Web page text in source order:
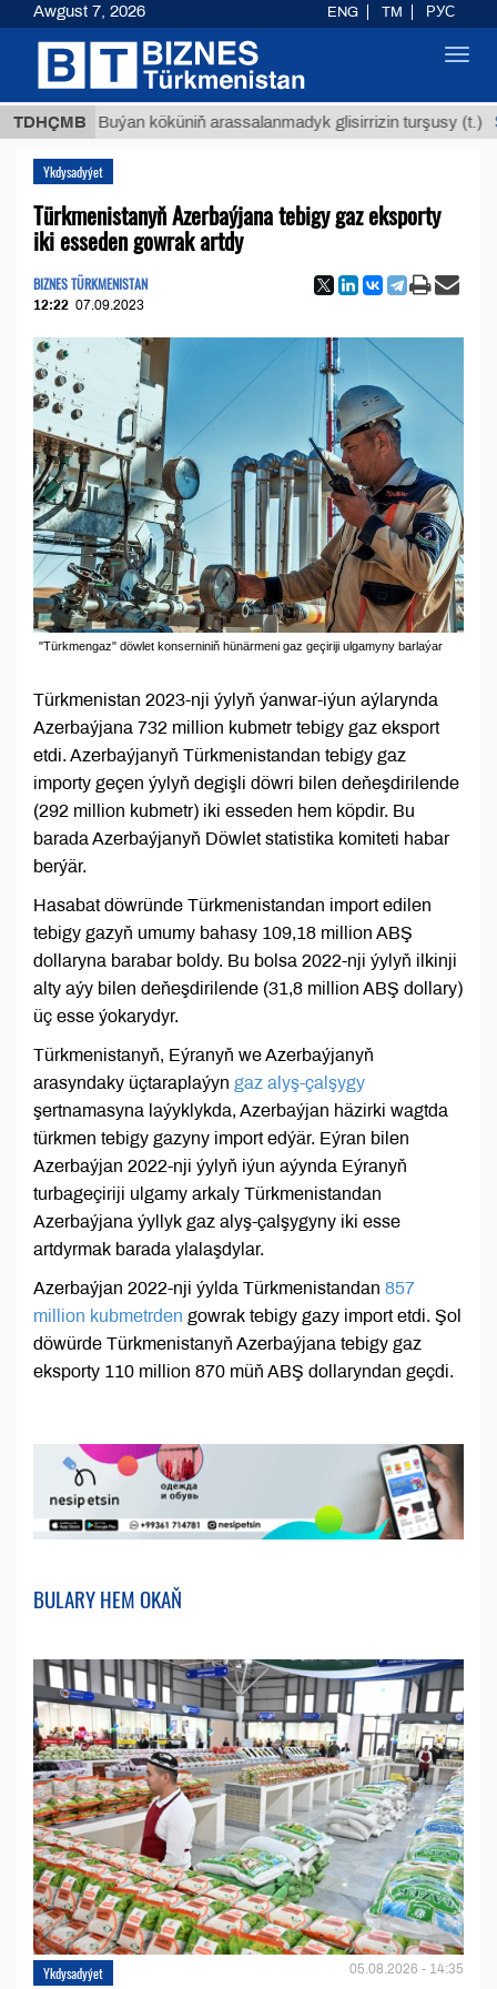
TDHÇMBBuýan köküniň arassalanmadyk glisirrizin turşusy (t.)
Ykdysadyýet
Türkmenistanyň Azerbaýjana tebigy gaz eksporty
iki esseden gowrak artdy
BIZNES TÜRKMENISTAN
12:22 07.09.2023
"Türkmengaz" döwlet konserniniň hünärmeni gaz geçiriji ulgamyny barlaýar
Türkmenistan 2023-nji ýylyň ýanwar-iýun aýlarynda
Azerbaýjana 732 million kubmetr tebigy gaz eksport
etdi. Azerbaýjanyň Türkmenistandan tebigy gaz
importy geçen ýylyň degişli döwri bilen deňeşdirilende
(292 million kubmetr) iki esseden hem köpdir. Bu
barada Azerbaýjanyň Döwlet statistika komiteti habar
berýär.
Hasabat döwründe Türkmenistandan import edilen
tebigy gazyň umumy bahasy 109,18 million ABŞ
dollaryna barabar boldy. Bu bolsa 2022-nji ýylyň ilkinji
alty aýy bilen deňeşdirilende (31,8 million ABŞ dollary)
üç esse ýokarydyr.
Türkmenistanyň, Eýranyň we Azerbaýjanyň
arasyndaky üçtaraplaýyn gaz alyş-çalşygy
şertnamasyna laýyklykda, Azerbaýjan häzirki wagtda
türkmen tebigy gazyny import edýär. Eýran bilen
Azerbaýjan 2022-nji ýylyň iýun aýynda Eýranyň
turbageçiriji ulgamy arkaly Türkmenistandan
Azerbaýjana ýyllyk gaz alyş-çalşygyny iki esse
artdyrmak barada ylalaşdylar.
Azerbaýjan 2022-nji ýylda Türkmenistandan 857
million kubmetrden gowrak tebigy gazy import etdi. Şol
döwürde Türkmenistanyň Azerbaýjana tebigy gaz
eksporty 110 million 870 müň ABŞ dollaryndan geçdi.
BULARY HEM OKAŇ
Ykdysadyýet 05.08.2026 - 14:35
Awgust 7, 2026 ENG TM РУС